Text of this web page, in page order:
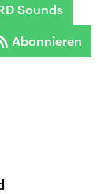
Sounds
Abonnieren